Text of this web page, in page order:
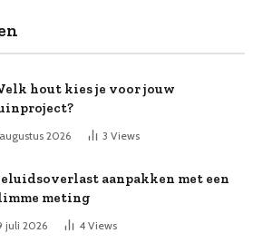
hout kies je voor jouw
2026 3 Views
aanpakken met een
meting
juli 2026 4 Views